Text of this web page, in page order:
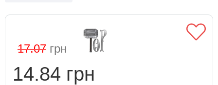
17.07 грн
14.84 грн